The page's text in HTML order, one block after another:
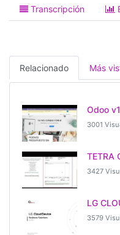
Transcripción
Relacionado Más
Odoo
3001
TETRA
3427
LG
3579